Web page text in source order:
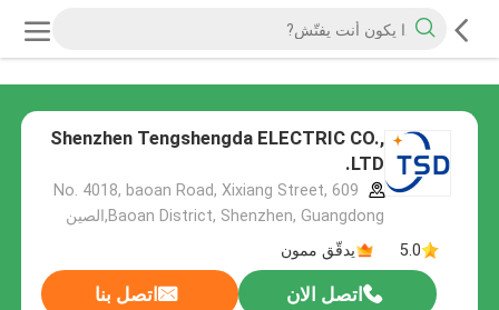
Shenzhen Tengshengda ELECTRIC CO.,
LTD.
609 No. 4018, baoan Road, Xixiang Street,
Baoan District, Shenzhen, Guangdong,الصين
5.0
يدقّق ممون
اتصل الان اتصل بنا